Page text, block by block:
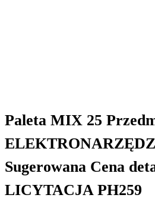
Paleta MIX 25
Sugerowana Cena
LICYTACJA PH259